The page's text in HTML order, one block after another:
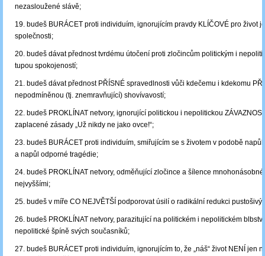
nezasloužené slávě;
19. budeš BURÁCET proti individuím, ignorujícím pravdy KLÍČOVÉ pro život
společnosti;
20. budeš dávat přednost tvrdému útočení proti zločincům politickým i
tupou spokojeností;
21. budeš dávat přednost PŘÍSNÉ spravedlnosti vůči kdečemu i kdekomu
nepodmíněnou (tj. znemravňující) shovívavostí;
22. budeš PROKLÍNAT netvory, ignorující politickou i nepolitickou
zaplacené zásady „Už nikdy ne jako ovce!“;
23. budeš BURÁCET proti individuím, smiřujícím se s životem v podobě
a napůl odporné tragédie;
24. budeš PROKLÍNAT netvory, odměňující zločince a šílence
nejvyššími;
25. budeš v míře CO NEJVĚTŠÍ podporovat úsilí o radikální redukci
26. budeš PROKLÍNAT netvory, parazitující na politickém i nepolitickém
nepolitické špíně svých současníků;
27. budeš BURÁCET proti individuím, ignorujícím to, že „náš“ život NENÍ jen